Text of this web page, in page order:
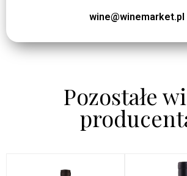
wine@winemarket.pl
Pozostałe